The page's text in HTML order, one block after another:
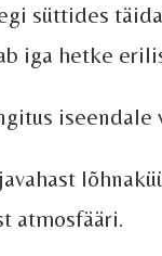
süttides
iga hetke
iseendale
atmosfääri.